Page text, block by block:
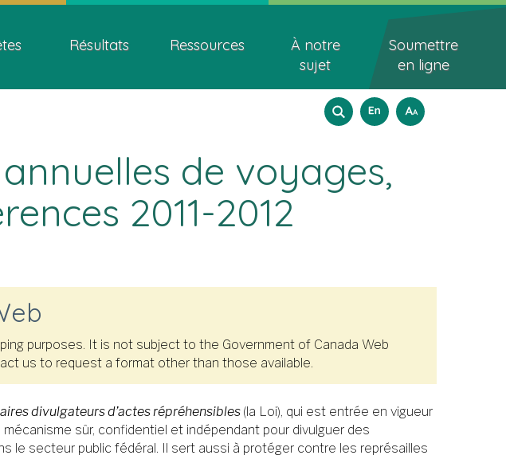
Résultats Ressources
À notre
sujet
Soumettre
en ligne
Search
Sélection
langues
EnglishHow
to
A A A
de voyages,
2011-2012
purposes. It is not subject to the Government of Canada Web
us to request a format other than those available.
divulgateurs d’actes répréhensibles (la Loi), qui est entrée en vigueur
sûr, confidentiel et indépendant pour divulguer des
le secteur public fédéral. Il sert aussi à protéger contre les représailles